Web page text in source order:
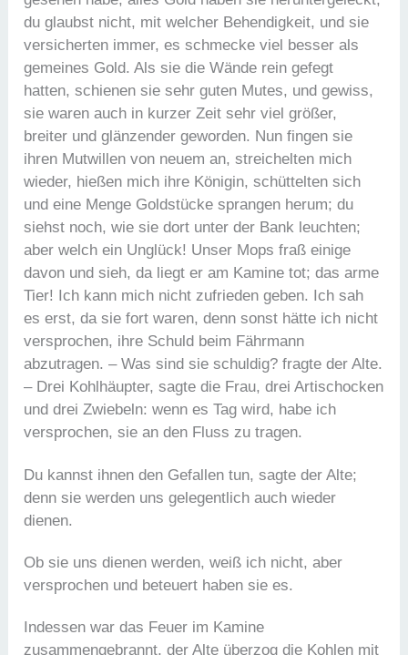
du glaubst nicht, mit welcher Behendigkeit, und sie
versicherten immer, es schmecke viel besser als
gemeines Gold. Als sie die Wände rein gefegt
hatten, schienen sie sehr guten Mutes, und gewiss,
sie waren auch in kurzer Zeit sehr viel größer,
breiter und glänzender geworden. Nun fingen sie
ihren Mutwillen von neuem an, streichelten mich
wieder, hießen mich ihre Königin, schüttelten sich
und eine Menge Goldstücke sprangen herum; du
siehst noch, wie sie dort unter der Bank leuchten;
aber welch ein Unglück! Unser Mops fraß einige
davon und sieh, da liegt er am Kamine tot; das arme
Tier! Ich kann mich nicht zufrieden geben. Ich sah
es erst, da sie fort waren, denn sonst hätte ich nicht
versprochen, ihre Schuld beim Fährmann
abzutragen. – Was sind sie schuldig? fragte der Alte.
– Drei Kohlhäupter, sagte die Frau, drei Artischocken
und drei Zwiebeln: wenn es Tag wird, habe ich
versprochen, sie an den Fluss zu tragen.
Du kannst ihnen den Gefallen tun, sagte der Alte;
denn sie werden uns gelegentlich auch wieder
dienen.
Ob sie uns dienen werden, weiß ich nicht, aber
versprochen und beteuert haben sie es.
Indessen war das Feuer im Kamine
zusammengebrannt, der Alte überzog die Kohlen mit